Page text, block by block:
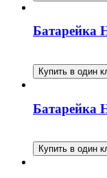
Батарейка
Купить в один
Батарейка
Купить в один